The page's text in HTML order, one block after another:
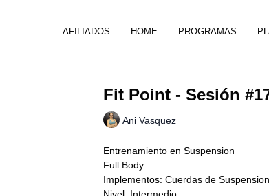
AFILIADOS HOME PROGRAMAS
Fit Point - Sesión
Ani Vasquez
Entrenamiento en Suspension
Full Body
Implementos: Cuerdas de